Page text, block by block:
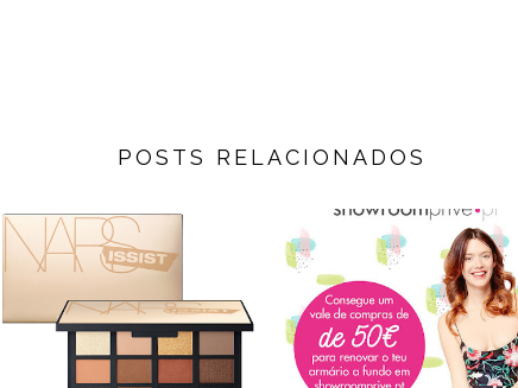
POSTS RELACIONADOS